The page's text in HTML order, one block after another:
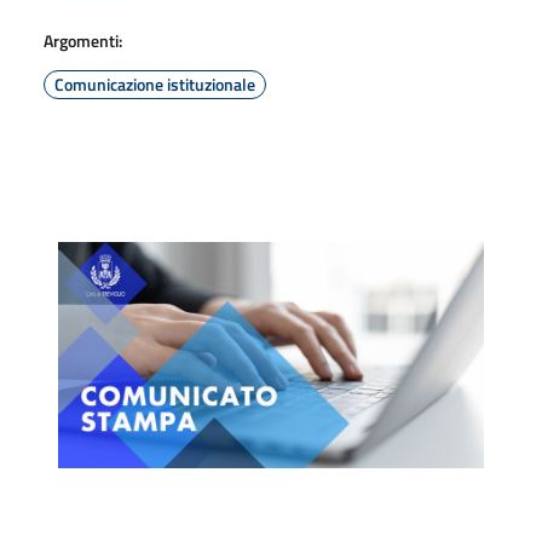
Argomenti:
Comunicazione istituzionale